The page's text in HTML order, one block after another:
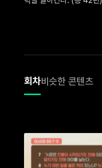
회차비슷한 콘텐츠